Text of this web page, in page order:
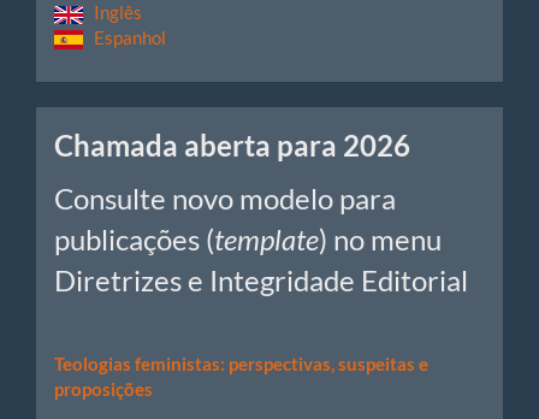
Inglês
Espanhol
Chamadas
Chamada aberta para 2026
Consulte novo modelo para
publicações (template) no menu
Diretrizes e Integridade Editorial
Teologias feministas: perspectivas, suspeitas e
proposições